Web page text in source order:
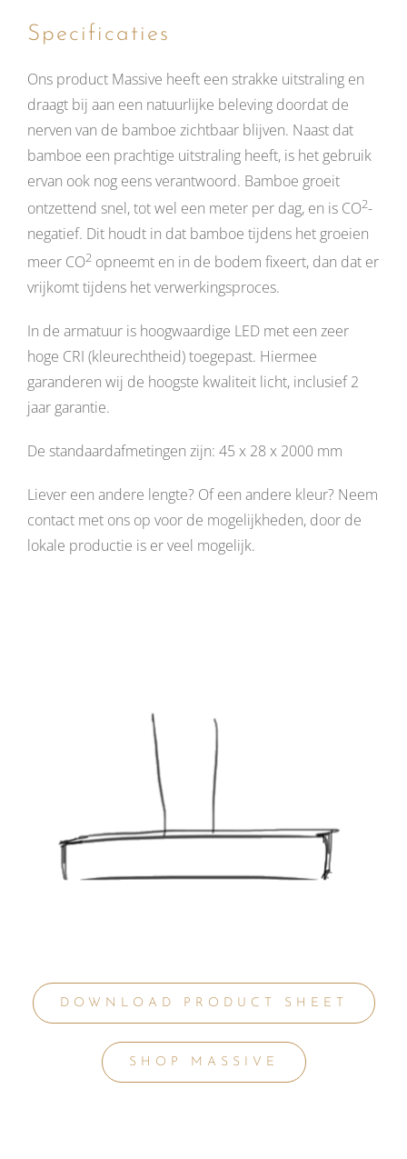
Specificaties
Ons product Massive heeft een strakke uitstraling en
draagt bij aan een natuurlijke beleving doordat de
nerven van de bamboe zichtbaar blijven. Naast dat
bamboe een prachtige uitstraling heeft, is het gebruik
ervan ook nog eens verantwoord. Bamboe groeit
ontzettend snel, tot wel een meter per dag, en is CO2-
negatief. Dit houdt in dat bamboe tijdens het groeien
meer CO2opneemt en in de bodem fixeert, dan dat er
vrijkomt tijdens het verwerkingsproces.
In de armatuur is hoogwaardige LED met een zeer
hoge CRI (kleurechtheid) toegepast. Hiermee
garanderen wij de hoogste kwaliteit licht, inclusief 2
jaar garantie.
De standaardafmetingen zijn: 45 x 28 x 2000 mm
Liever een andere lengte? Of een andere kleur? Neem
contact met ons op voor de mogelijkheden, door de
lokale productie is er veel mogelijk.
DOWNLOAD PRODUCT SHEET
SHOP MASSIVE